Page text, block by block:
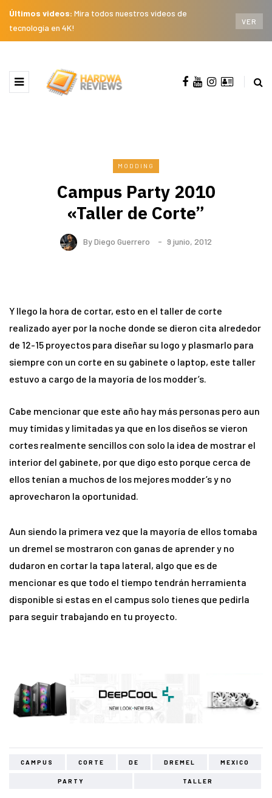
Últimos videos: Mira todos nuestros videos de
tecnología en 4K!
VER
MODDING
Campus Party 2010
«Taller de Corte”
ByDiego Guerrero 9 junio, 2012
Y llego la hora de cortar, esto en el taller de corte
realizado ayer por la noche donde se dieron cita alrededor
de 12-15 proyectos para diseñar su logo y plasmarlo para
siempre con un corte en su gabinete o laptop, este taller
estuvo a cargo de la mayoría de los modder’s.
Cabe mencionar que este año hay más personas pero aun
muy tímidas y limitadas ya que en los diseños se vieron
cortes realmente sencillos con solo la idea de mostrar el
interior del gabinete, por que digo esto porque cerca de
ellos tenían a muchos de los mejores modder’s y no
aprovecharon la oportunidad.
Aun siendo la primera vez que la mayoría de ellos tomaba
un dremel se mostraron con ganas de aprender y no
dudaron en cortar la tapa lateral, algo que es de
mencionar es que todo el tiempo tendrán herramienta
disponible si estas en el campus solo tienes que pedirla
para seguir trabajando en tu proyecto.
CAMPUS CORTE DE DREMEL MEXICO
PARTY TALLER